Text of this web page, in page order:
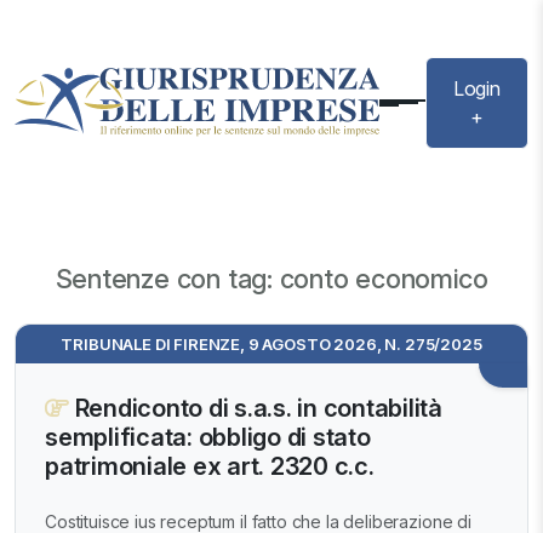
Login
+
Sentenze con tag: conto economico
TRIBUNALE DI FIRENZE, 9 AGOSTO 2026, N. 275/2025
Rendiconto di s.a.s. in contabilità
semplificata: obbligo di stato
patrimoniale ex art. 2320 c.c.
Costituisce ius receptum il fatto che la deliberazione di